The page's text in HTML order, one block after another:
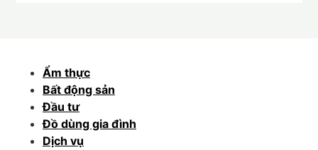
Ẩm thực
Bất động sản
Đầu tư
Đồ dùng gia đình
Dịch vụ